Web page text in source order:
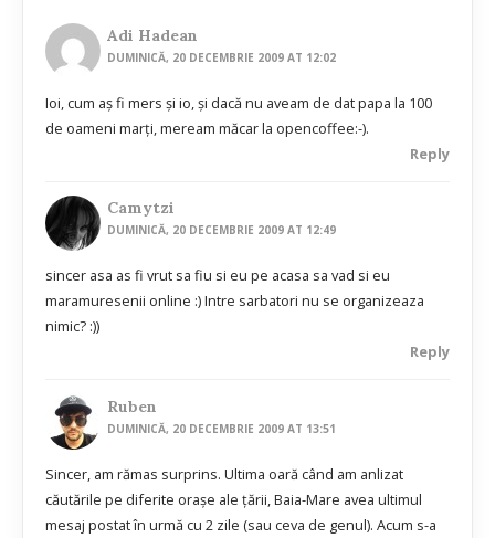
Adi Hadean
DUMINICĂ, 20 DECEMBRIE 2009 AT 12:02
Ioi, cum aș fi mers și io, și dacă nu aveam de dat papa la 100
de oameni marți, meream măcar la opencoffee:-).
Reply
Camytzi
DUMINICĂ, 20 DECEMBRIE 2009 AT 12:49
sincer asa as fi vrut sa fiu si eu pe acasa sa vad si eu
maramuresenii online :) Intre sarbatori nu se organizeaza
nimic? :))
Reply
Ruben
DUMINICĂ, 20 DECEMBRIE 2009 AT 13:51
Sincer, am rămas surprins. Ultima oară când am anlizat
căutările pe diferite oraşe ale ţării, Baia-Mare avea ultimul
mesaj postat în urmă cu 2 zile (sau ceva de genul). Acum s-a